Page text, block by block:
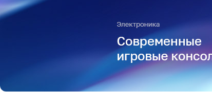
Аксессуары к виниловым
проигрывателям